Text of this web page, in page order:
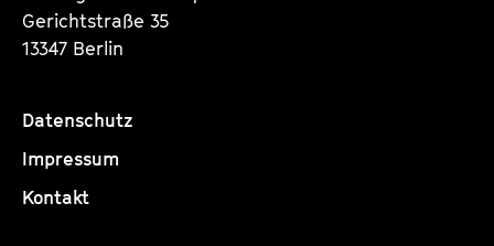
Gerichtstraße 35
13347 Berlin
Datenschutz
Impressum
Kontakt